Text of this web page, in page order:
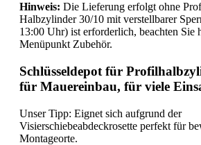
Hinweis: Die Lieferung erfolgt ohne
Halbzylinder 30/10 mit verstellbarer
13:00 Uhr) ist erforderlich, beachten Sie
Menüpunkt Zubehör.
Schlüsseldepot für
für Mauereinbau, für viele
Unser Tipp: Eignet sich aufgrund der
Visierschiebeabdeckrosette perfekt für
Montageorte.